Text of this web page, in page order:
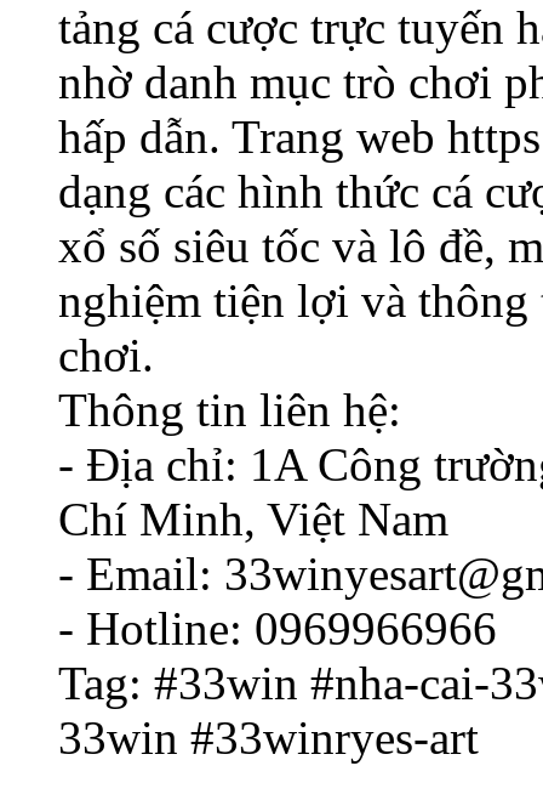
tảng cá cược trực tuyến
nhờ danh mục trò chơi
hấp dẫn. Trang web
dạng các hình thức cá
xổ số siêu tốc và lô đề,
nghiệm tiện lợi và
chơi.
Thông tin liên hệ:
- Địa chỉ: 1A Công
Chí Minh, Việt Nam
- Email:
- Hotline: 0969966966
Tag: #33win #nha-cai-
33win #33winryes-art